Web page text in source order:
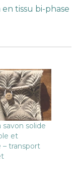
tissu bi-phase
solide
et
– transport